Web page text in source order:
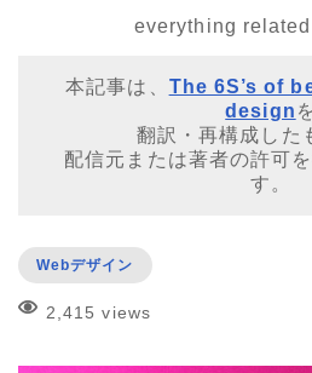
everything
本記事は、 The 6S’s of
design を
翻訳・再構成した
配信元または著者の許可
す。
Webデザイン
2,415 views